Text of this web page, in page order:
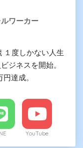
ワーカー
１度しかない人生
ジネスを開始。
達成。
YouTube